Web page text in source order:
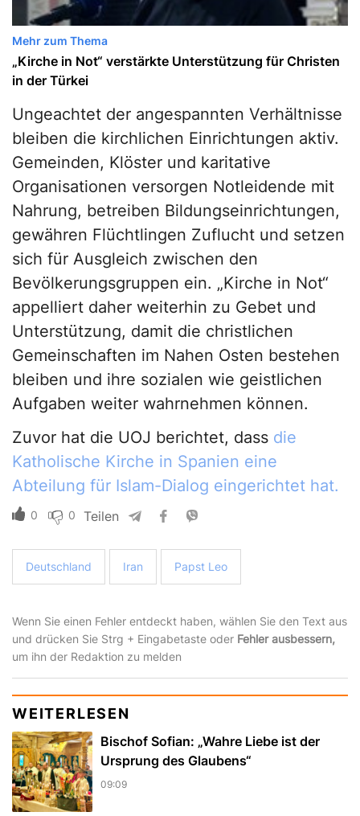
Mehr zum Thema
„Kirche in Not“ verstärkte Unterstützung für Christen
in der Türkei
Ungeachtet der angespannten Verhältnisse
bleiben die kirchlichen Einrichtungen aktiv.
Gemeinden, Klöster und karitative
Organisationen versorgen Notleidende mit
Nahrung, betreiben Bildungseinrichtungen,
gewähren Flüchtlingen Zuflucht und setzen
sich für Ausgleich zwischen den
Bevölkerungsgruppen ein. „Kirche in Not“
appelliert daher weiterhin zu Gebet und
Unterstützung, damit die christlichen
Gemeinschaften im Nahen Osten bestehen
bleiben und ihre sozialen wie geistlichen
Aufgaben weiter wahrnehmen können.
Zuvor hat die UOJ berichtet, dass die
Katholische Kirche in Spanien eine
Abteilung für Islam-Dialog eingerichtet hat.
0 0 Teilen
Deutschland Iran Papst Leo
Wenn Sie einen Fehler entdeckt haben, wählen Sie den Text aus
und drücken Sie Strg + Eingabetaste oder Fehler ausbessern,
um ihn der Redaktion zu melden
WEITERLESEN
Bischof Sofian: „Wahre Liebe ist der
Ursprung des Glaubens“
09:09